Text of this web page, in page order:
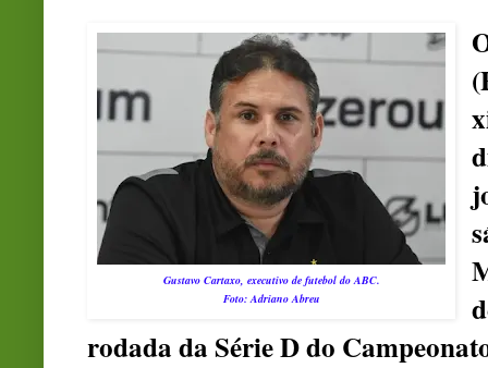
Gustavo Cartaxo, executivo de futebol do ABC.
Foto: Adriano Abreu
rodada da Série D do